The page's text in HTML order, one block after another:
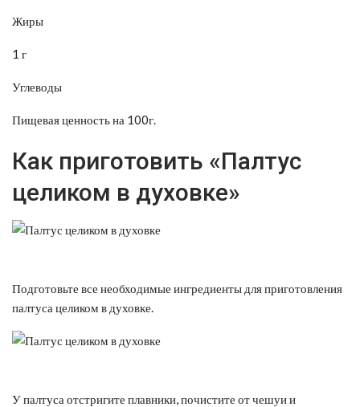
Жиры
1 г
Углеводы
Пищевая ценность на 100г.
Как приготовить «Палтус
целиком в духовке»
Подготовьте все необходимые ингредиенты для приготовления
палтуса целиком в духовке.
У палтуса отстригите плавники, почистите от чешуи и